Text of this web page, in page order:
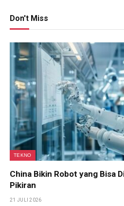
Don't Miss
TEKNO
China Bikin Robot yang Bisa
Pikiran
21 JULI 2026